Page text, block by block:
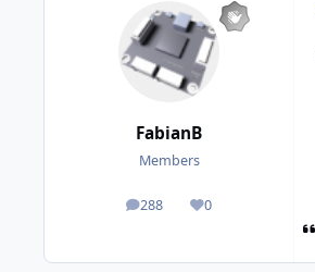
FabianB
Members
288
posts 0
Reputation